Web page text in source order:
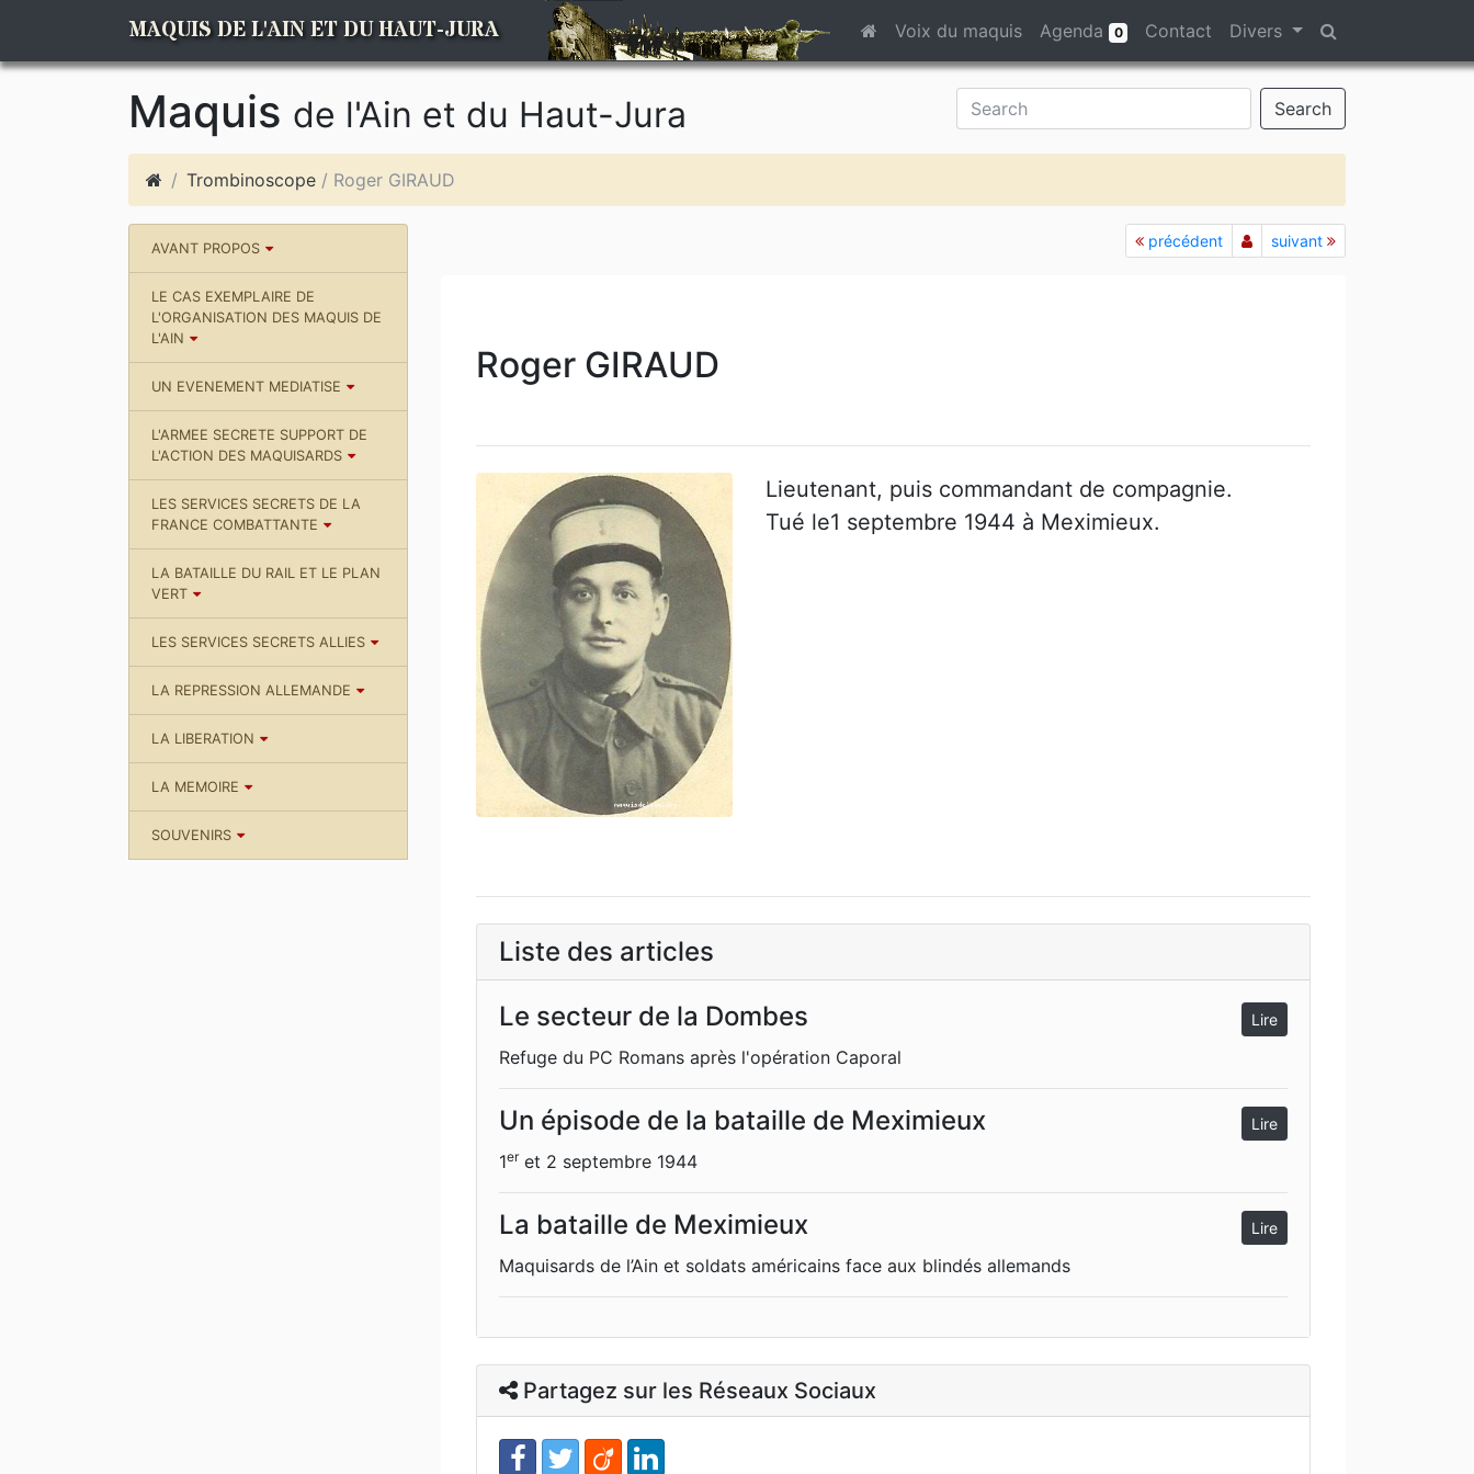
MAQUIS DE L'AIN ET DU HAUT-JURA Voix du maquis Agenda 0 Contact Divers
Search
Maquis de l'Ain et du Haut-Jura
Trombinoscope / Roger GIRAUD
AVANT PROPOS
LE CAS EXEMPLAIRE DE
L'ORGANISATION DES MAQUIS DE
L'AIN
UN EVENEMENT MEDIATISE
L'ARMEE SECRETE SUPPORT DE
L'ACTION DES MAQUISARDS
LES SERVICES SECRETS DE LA
FRANCE COMBATTANTE
LA BATAILLE DU RAIL ET LE PLAN
VERT
LES SERVICES SECRETS ALLIES
LA REPRESSION ALLEMANDE
LA LIBERATION
LA MEMOIRE
SOUVENIRS
précédent suivant
Roger GIRAUD
Lieutenant, puis commandant de compagnie.
Tué le1 septembre 1944 à Meximieux.
Liste des articles
Lire
Le secteur de la Dombes
Refuge du PC Romans après l'opération Caporal
Lire
Un épisode de la bataille de Meximieux
1eret 2 septembre 1944
Lire
La bataille de Meximieux
Maquisards de l’Ain et soldats américains face aux blindés allemands
Partagez sur les Réseaux Sociaux